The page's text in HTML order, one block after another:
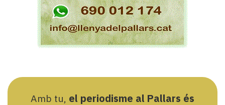
Amb tu, el periodisme al Pallars és